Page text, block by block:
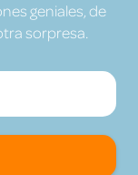
geniales, de
sorpresa.